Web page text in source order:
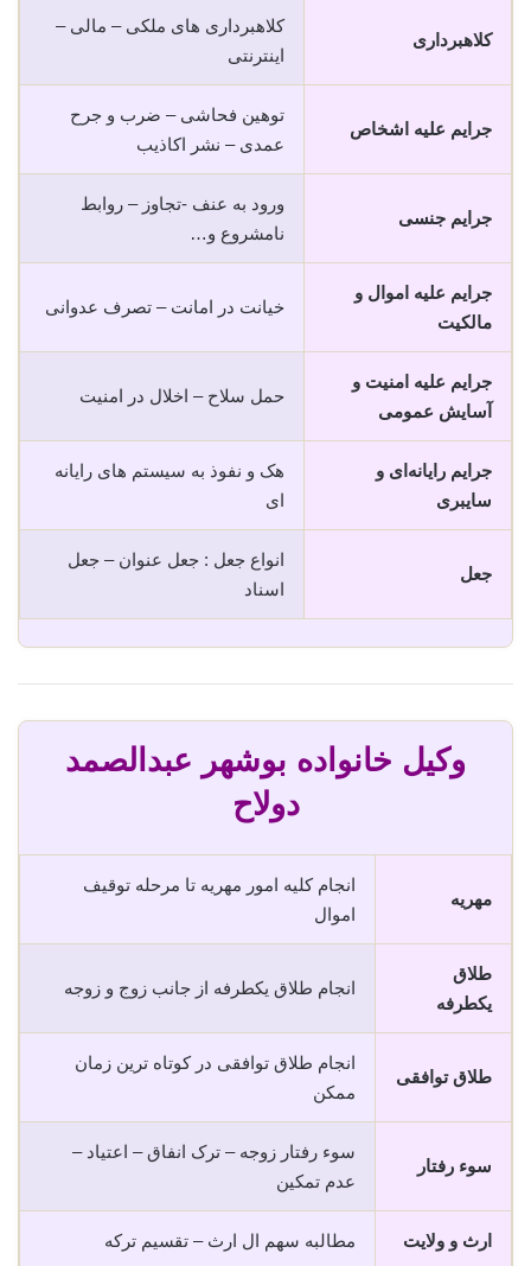
کلاهبرداری
کلاهبرداری های ملکی – مالی –
اینترنتی
جرایم علیه اشخاص
توهین فحاشی – ضرب و جرح
عمدی – نشر اکاذیب
جرایم جنسی
ورود به عنف -تجاوز – روابط
نامشروع و…
جرایم علیه اموال و
مالکیت
خیانت در امانت – تصرف عدوانی
جرایم علیه امنیت و
آسایش عمومی
حمل سلاح – اخلال در امنیت
جرایم رایانه‌ای و
سایبری
هک و نفوذ به سیستم های رایانه
ای
جعل
انواع جعل : جعل عنوان – جعل
اسناد
وکیل خانواده بوشهر عبدالصمد
دولاح
مهریه
انجام کلیه امور مهریه تا مرحله توقیف
اموال
طلاق
یکطرفه
انجام طلاق یکطرفه از جانب زوج و زوجه
طلاق توافقی
انجام طلاق توافقی در کوتاه ترین زمان
ممکن
سوء رفتار
سوء رفتار زوجه – ترک انفاق – اعتیاد –
عدم تمکین
ارث و ولایت مطالبه سهم ال ارث – تقسیم ترکه